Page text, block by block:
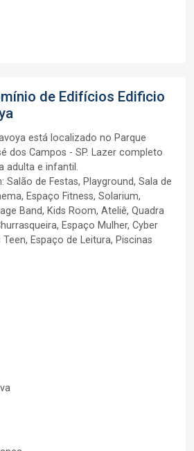
de Edifícios Edificio
está localizado no Parque
dos Campos - SP. Lazer completo
adulta e infantil.
Salão de Festas, Playground, Sala de
Espaço Fitness, Solarium,
Band, Kids Room, Ateliê, Quadra
Espaço Mulher, Cyber
Espaço de Leitura, Piscinas